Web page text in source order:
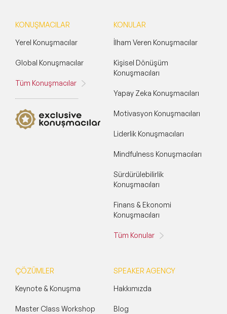
KONUŞMACILAR
Yerel Konuşmacılar
Global Konuşmacılar
Tüm Konuşmacılar
KONULAR
İlham Veren Konuşmacılar
Kişisel Dönüşüm
Konuşmacıları
Yapay Zeka Konuşmacıları
Motivasyon Konuşmacıları
Liderlik Konuşmacıları
Mindfulness Konuşmacıları
Sürdürülebilirlik
Konuşmacıları
Finans & Ekonomi
Konuşmacıları
Tüm Konular
ÇÖZÜMLER
Keynote & Konuşma
Master Class Workshop
SPEAKER AGENCY
Hakkımızda
Blog